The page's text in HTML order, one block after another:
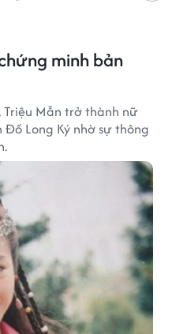
minh bản
Mẫn trở thành nữ
Long Ký nhờ sự thông